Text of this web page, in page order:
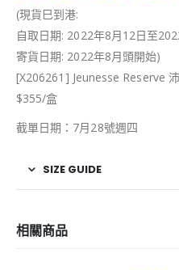
(現貨巳到港:
自取日期: 2022年8月12日至
寄貨日期: 2022年8月頭開始)
[X206261] Jeunesse Reserve
$355/盒
截單日期：7月28號週四
SIZE GUIDE
相關商品